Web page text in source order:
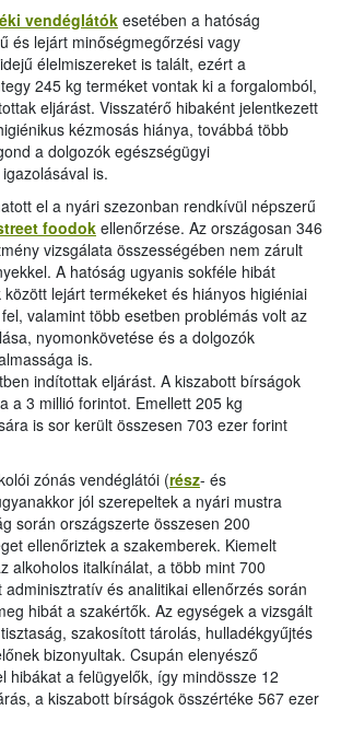
vendéglátók esetében a hatóság
és lejárt minőségmegőrzési vagy
élelmiszereket is talált, ezért a
245 kg terméket vontak ki a forgalomból,
eljárást. Visszatérő hibaként jelentkezett
kézmosás hiánya, továbbá több
a dolgozók egészségügyi
is.
el a nyári szezonban rendkívül népszerű
foodok ellenőrzése. Az országosan 346
vizsgálata összességében nem zárult
A hatóság ugyanis sokféle hibát
lejárt termékeket és hiányos higiéniai
valamint több esetben problémás volt az
nyomonkövetése és a dolgozók
is.
indítottak eljárást. A kiszabott bírságok
a 3 millió forintot. Emellett 205 kg
is sor került összesen 703 ezer forint
zónás vendéglátói (rész- és
jól szerepeltek a nyári mustra
során országszerte összesen 200
ellenőriztek a szakemberek. Kiemelt
alkoholos italkínálat, a több mint 700
és analitikai ellenőrzés során
hibát a szakértők. Az egységek a vizsgált
szakosított tárolás, hulladékgyűjtés
bizonyultak. Csupán elenyésző
hibákat a felügyelők, így mindössze 12
a kiszabott bírságok összértéke 567 ezer